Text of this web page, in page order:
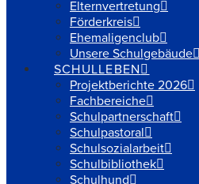
Elternvertretung
Förderkreis
Ehemaligenclub
Unsere Schulgebäude
SCHULLEBEN
Projektberichte 2026
Fachbereiche
Schulpartnerschaft
Schulpastoral
Schulsozialarbeit
Schulbibliothek
Schulhund